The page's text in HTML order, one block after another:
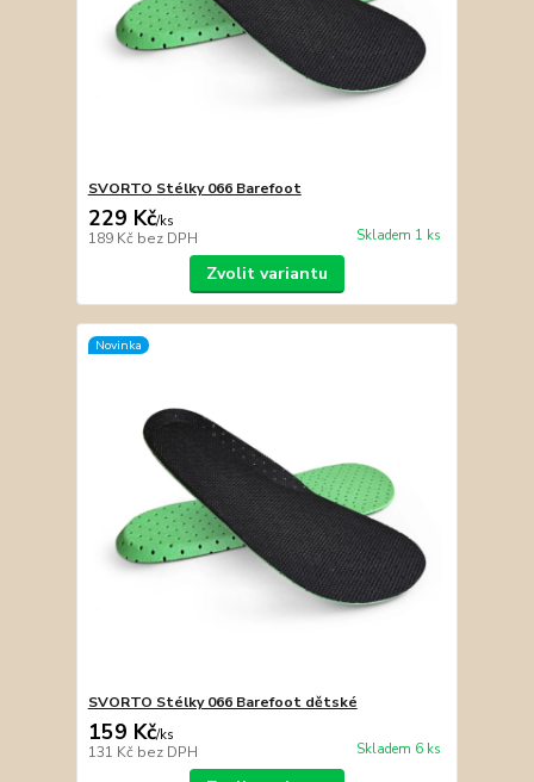
SVORTO Stélky 066 Barefoot
229 Kč/ks
189 Kč bez DPH Skladem 1 ks
Zvolit variantu
Novinka
SVORTO Stélky 066 Barefoot dětské
159 Kč/ks
131 Kč bez DPH Skladem 6 ks